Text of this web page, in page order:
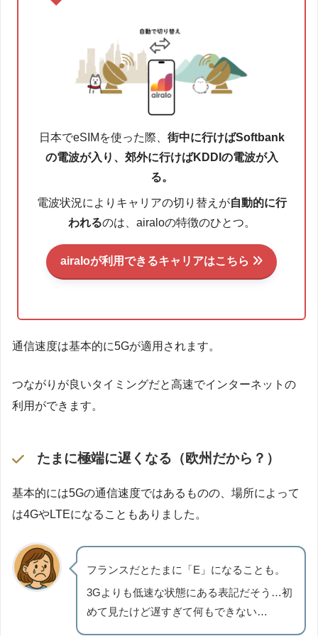
日本でeSIMを使った際、 街中に行けばSoftbank
の電波が入り、郊外に行けばKDDIの電波が入
る。
電波状況によりキャリアの切り替えが自動的に行
われるのは、airaloの特徴のひとつ。
airaloが利用できるキャリアはこちら
通信速度は基本的に5Gが適用されます。
つながりが良いタイミングだと高速でインターネットの
利用ができます。
たまに極端に遅くなる（欧州だから？）
基本的には5Gの通信速度ではあるものの、場所によって
は4GやLTEになることもありました。
フランスだとたまに「E」になることも。
3Gよりも低速な状態にある表記だそう…初
めて見たけど遅すぎて何もできない…